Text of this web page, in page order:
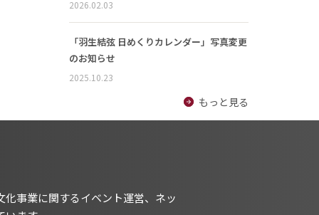
2026.02.03
「羽生結弦 日めくりカレンダー」写真変更
のお知らせ
2025.10.23
もっと見る
事業に関するイベント運営、ネッ